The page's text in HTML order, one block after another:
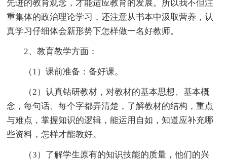
先进的教育观念，才能适应教育的发展。所以我不但注
重集体的政治理论学习，还注意从书本中汲取营养，认
真学习仔细体会新形势下怎样做一名好教师。
2、教育教学方面：
（1）课前准备：备好课。
（2）认真钻研教材，对教材的基本思想、基本概
念，每句话、每个字都弄清楚，了解教材的结构，重点
与难点，掌握知识的逻辑，能运用自如，知道应补充哪
些资料，怎样才能教好。
（3）了解学生原有的知识技能的质量，他们的兴